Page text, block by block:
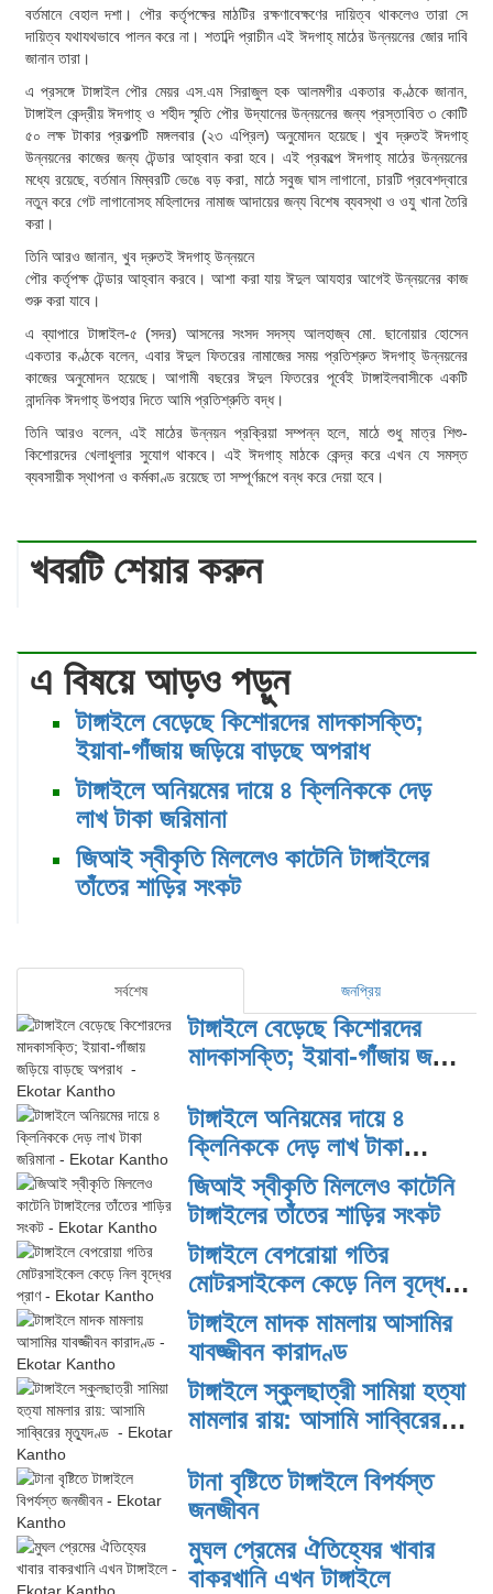
বর্তমানে বেহাল দশা। পৌর কর্তৃপক্ষের মাঠটির রক্ষণাবেক্ষণের দায়িত্ব থাকলেও তারা সে
দায়িত্ব যথাযথভাবে পালন করে না। শতাব্দি প্রাচীন এই ঈদগাহ্ মাঠের উন্নয়নের জোর দাবি
জানান তারা।
এ প্রসঙ্গে টাঙ্গাইল পৌর মেয়র এস.এম সিরাজুল হক আলমগীর একতার কণ্ঠকে জানান,
টাঙ্গাইল কেন্দ্রীয় ঈদগাহ্ ও শহীদ স্মৃতি পৌর উদ্যানের উন্নয়নের জন্য প্রস্তাবিত ৩ কোটি
৫০ লক্ষ টাকার প্রকল্পটি মঙ্গলবার (২৩ এপ্রিল) অনুমোদন হয়েছে। খুব দ্রুতই ঈদগাহ্
উন্নয়নের কাজের জন্য টেন্ডার আহ্বান করা হবে। এই প্রকল্পে ঈদগাহ্ মাঠের উন্নয়নের
মধ্যে রয়েছে, বর্তমান মিম্বরটি ভেঙে বড় করা, মাঠে সবুজ ঘাস লাগানো, চারটি প্রবেশদ্বারে
নতুন করে গেট লাগানোসহ মহিলাদের নামাজ আদায়ের জন্য বিশেষ ব্যবস্থা ও ওযু খানা তৈরি
করা।
তিনি আরও জানান, খুব দ্রুতই ঈদগাহ্ উন্নয়নে
পৌর কর্তৃপক্ষ টেন্ডার আহ্বান করবে। আশা করা যায় ঈদুল আযহার আগেই উন্নয়নের কাজ
শুরু করা যাবে।
এ ব্যাপারে টাঙ্গাইল-৫ (সদর) আসনের সংসদ সদস্য আলহাজ্ব মো. ছানোয়ার হোসেন
একতার কণ্ঠকে বলেন, এবার ঈদুল ফিতরের নামাজের সময় প্রতিশ্রুত ঈদগাহ্ উন্নয়নের
কাজের অনুমোদন হয়েছে। আগামী বছরের ঈদুল ফিতরের পূর্বেই টাঙ্গাইলবাসীকে একটি
নান্দনিক ঈদগাহ্ উপহার দিতে আমি প্রতিশ্রুতি বদ্ধ।
তিনি আরও বলেন, এই মাঠের উন্নয়ন প্রক্রিয়া সম্পন্ন হলে, মাঠে শুধু মাত্র শিশু-
কিশোরদের খেলাধুলার সুযোগ থাকবে। এই ঈদগাহ্ মাঠকে কেন্দ্র করে এখন যে সমস্ত
ব্যবসায়ীক স্থাপনা ও কর্মকাণ্ড রয়েছে তা সম্পূর্ণরূপে বন্ধ করে দেয়া হবে।
খবরটি শেয়ার করুন
এ বিষয়ে আড়ও পড়ুন
টাঙ্গাইলে বেড়েছে কিশোরদের মাদকাসক্তি;
ইয়াবা-গাঁজায় জড়িয়ে বাড়ছে অপরাধ
টাঙ্গাইলে অনিয়মের দায়ে ৪ ক্লিনিককে দেড়
লাখ টাকা জরিমানা
জিআই স্বীকৃতি মিললেও কাটেনি টাঙ্গাইলের
তাঁতের শাড়ির সংকট
সর্বশেষ জনপ্রিয়
টাঙ্গাইলে বেড়েছে কিশোরদের
মাদকাসক্তি; ইয়াবা-গাঁজায় জড়িয়ে
টাঙ্গাইলে অনিয়মের দায়ে ৪
ক্লিনিককে দেড় লাখ টাকা
জরিমানা
জিআই স্বীকৃতি মিললেও কাটেনি
টাঙ্গাইলের তাঁতের শাড়ির সংকট
টাঙ্গাইলে বেপরোয়া গতির
মোটরসাইকেল কেড়ে নিল বৃদ্ধের
প্রাণ
টাঙ্গাইলে মাদক মামলায় আসামির
যাবজ্জীবন কারাদণ্ড
টাঙ্গাইলে স্কুলছাত্রী সামিয়া হত্যা
মামলার রায়: আসামি সাব্বিরের
টানা বৃষ্টিতে টাঙ্গাইলে বিপর্যস্ত
জনজীবন
মুঘল প্রেমের ঐতিহ্যের খাবার
বাকরখানি এখন টাঙ্গাইলে